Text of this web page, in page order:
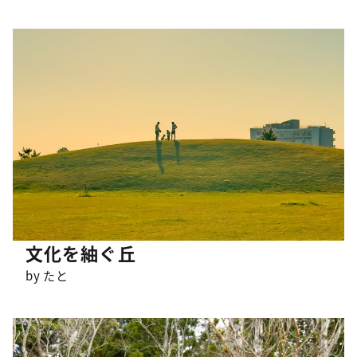
文化を紬ぐ丘
by たと